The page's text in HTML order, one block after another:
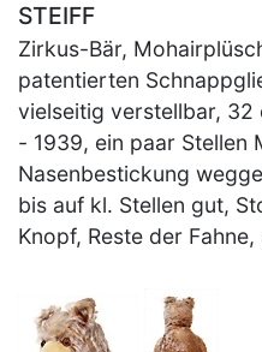
STEIFF
Zirkus-Bär,
patentierten
vielseitig verstellbar,
- 1939, ein paar Stellen
Nasenbestickung
bis auf kl. Stellen gut,
Knopf, Reste der